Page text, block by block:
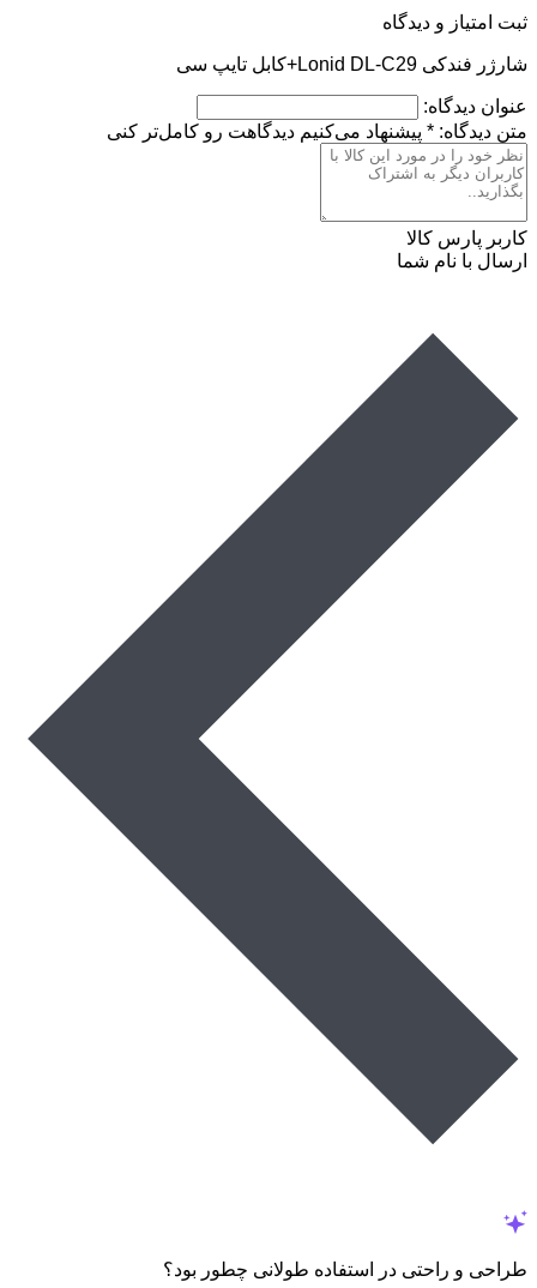
ثبت امتیاز و دیدگاه
شارژر فندکی Lonid DL-C29+کابل تایپ سی
عنوان دیدگاه:
متن دیدگاه: * پیشنهاد می‌کنیم دیدگاهت رو کامل‌تر کنی
کاربر پارس کالا
ارسال با نام شما
طراحی و راحتی در استفاده طولانی چطور بود؟